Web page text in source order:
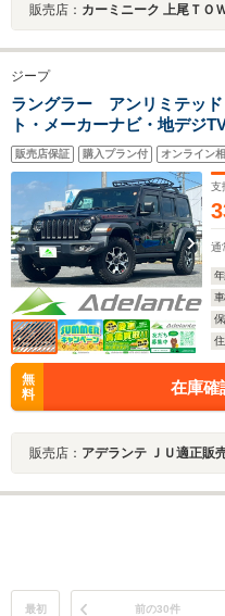
販売店： カーミニーク 上尾Ｔ
ジープ
ラングラー アンリミテッ
ト・メーカーナビ・地デジ
ンチAW・シートヒーター・
ライト・スマートキー・ク
ングストップ・ETC2.0・ド
販売店保証 購入プラン付 オンライン相
支
通
無
料
在庫確
販売店： アデランテ ＪＵ適正販
最初 前の30件